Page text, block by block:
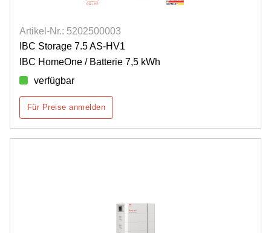
Artikel-Nr.: 5202500003
IBC Storage 7.5 AS-HV1
IBC HomeOne / Batterie 7,5 kWh
verfügbar
Für Preise anmelden